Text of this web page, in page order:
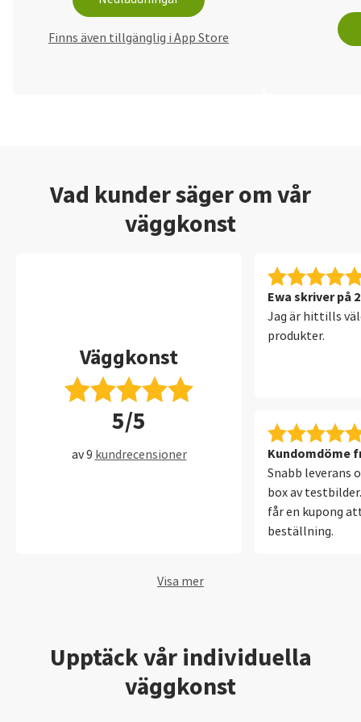
Finns även tillgänglig i App Store
Vad kunder säger om vår
väggkonst
Väggkonst
5/5
av 9 kundrecensioner
Ewa skriver på
Jag är hittills
produkter.
Kundomdöme
Snabb leverans
box av
får en kupong
beställning.
Visa mer
Upptäck vår individuella
väggkonst